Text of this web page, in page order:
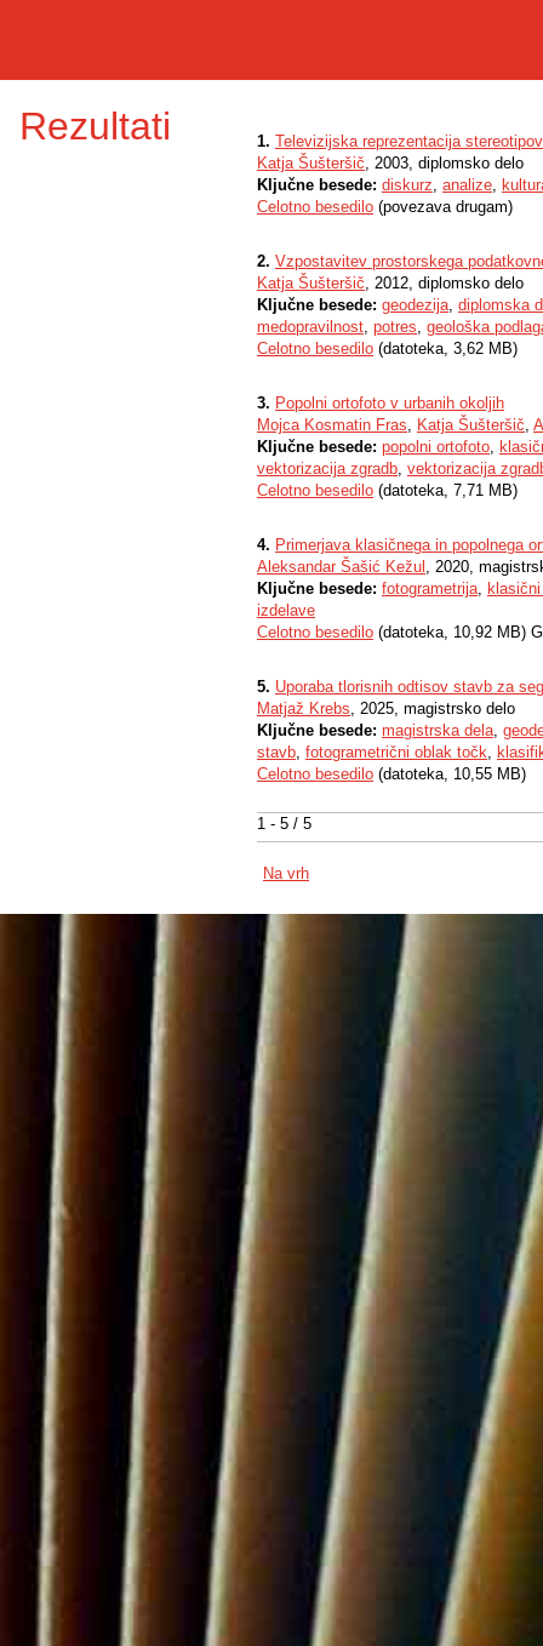
Rezultati
1 - 5 / 5
1. Televizijska reprezentacija stereotipov
Katja Šušteršič, 2003, diplomsko delo
Ključne besede: diskurz, analize,
Celotno besedilo (povezava drugam)
2. Vzpostavitev prostorskega
Katja Šušteršič, 2012, diplomsko delo
Ključne besede: geodezija, diplomska
medopravilnost, potres, geološka
Celotno besedilo (datoteka, 3,62 MB)
3. Popolni ortofoto v urbanih okoljih
Mojca Kosmatin Fras, Katja Šušteršič,
Ključne besede: popolni ortofoto,
vektorizacija zgradb, vektorizacija
Celotno besedilo (datoteka, 7,71 MB)
4. Primerjava klasičnega in popolnega
Aleksandar Šašić Kežul , 2020,
Ključne besede: fotogrametrija,
izdelave
Celotno besedilo (datoteka, 10,92 MB)
5. Uporaba tlorisnih odtisov stavb za
Matjaž Krebs, 2025, magistrsko delo
Ključne besede: magistrska dela,
stavb, fotogrametrični oblak točk,
Celotno besedilo (datoteka, 10,55 MB)
Na vrh